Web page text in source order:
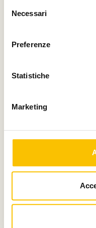
delNecessari
Preferenze
Statistiche
Marketing
Con il patrocinio di